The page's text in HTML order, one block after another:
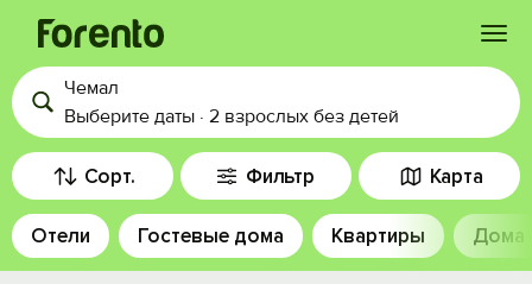
Войти
Избранное
История просмотра
Чемал
Выберите даты · 2 взрослых без детей
Сорт. Фильтр Карта
Отели Гостевые дома Квартиры Дома